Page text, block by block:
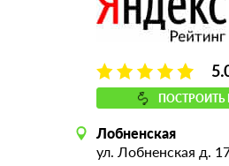
Лобненская
ул. Лобненская д.